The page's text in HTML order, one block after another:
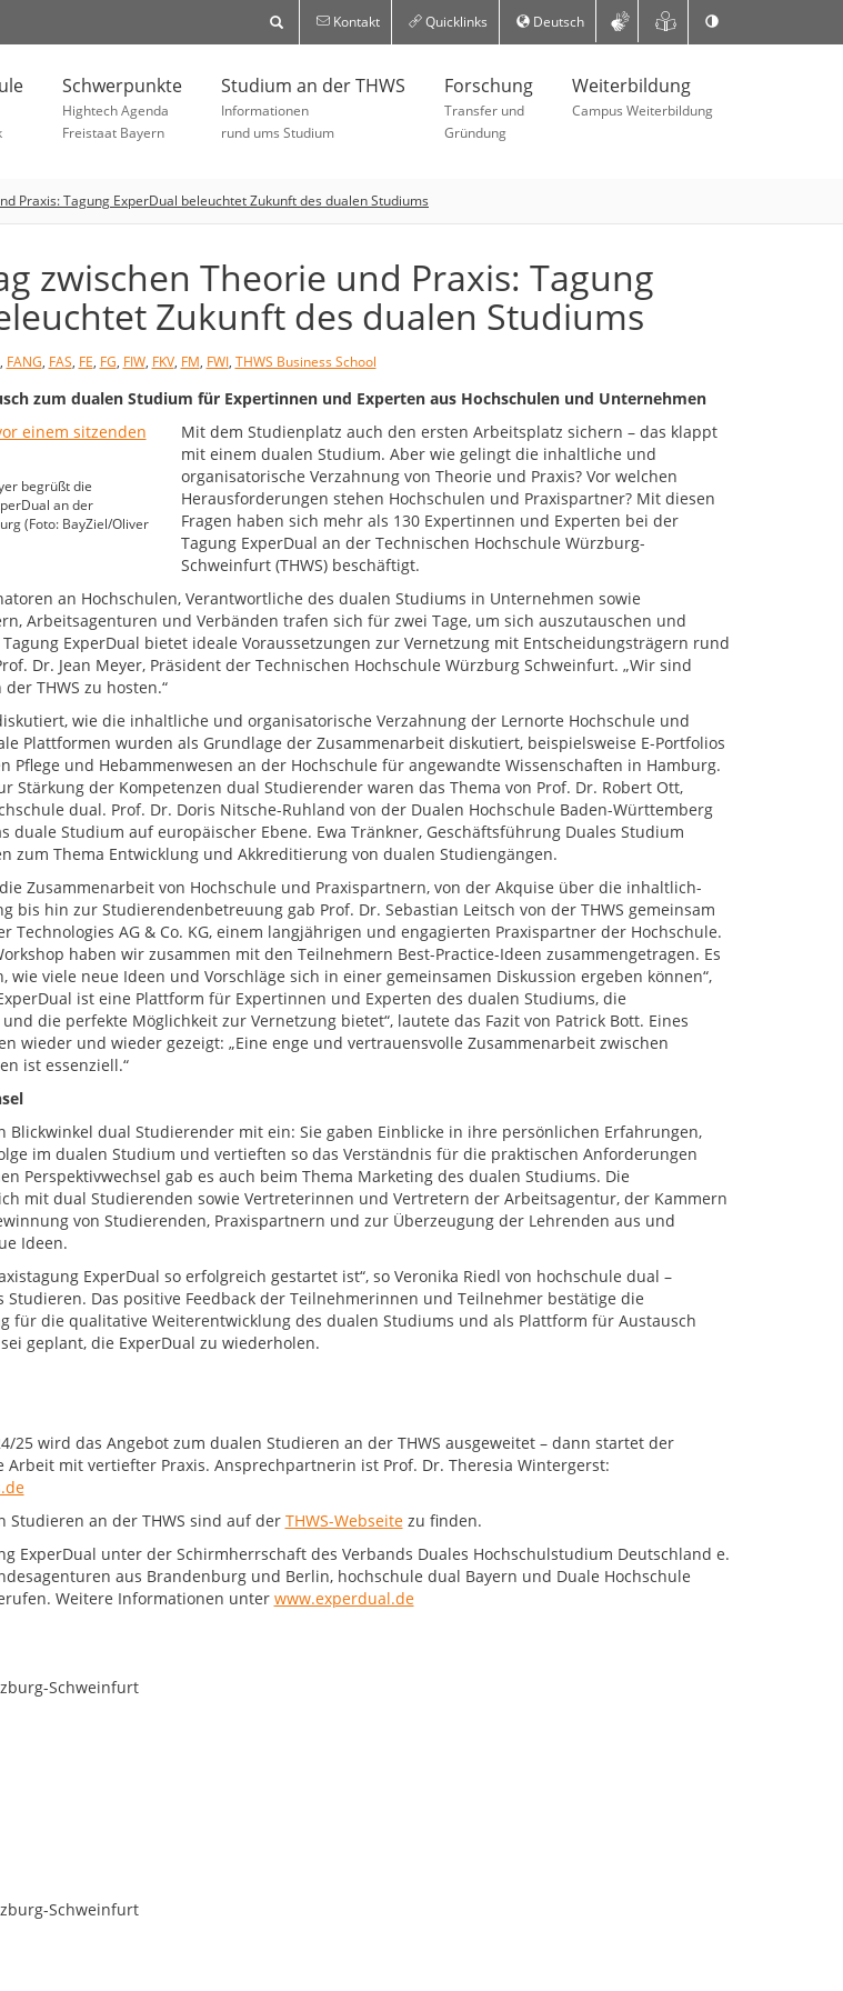
Kontakt Quicklinks Deutsch
Schwerpunkte
Hightech Agenda
Freistaat Bayern
Studium an der THWS
Informationen
rund ums Studium
Forschung
Transfer und
Gründung
Weiterbildung
Campus Weiterbildung
Praxis: Tagung ExperDual beleuchtet Zukunft des dualen Studiums
zwischen Theorie und Praxis: Tagung
Zukunft des dualen Studiums
, FANG, FAS, FE, FG, FIW, FKV, FM, FWI, THWS Business School
zum dualen Studium für Expertinnen und Experten aus Hochschulen und Unternehmen
begrüßt die
an der
(Foto: BayZiel/Oliver
Mit dem Studienplatz auch den ersten Arbeitsplatz sichern – das klappt
mit einem dualen Studium. Aber wie gelingt die inhaltliche und
organisatorische Verzahnung von Theorie und Praxis? Vor welchen
Herausforderungen stehen Hochschulen und Praxispartner? Mit diesen
Fragen haben sich mehr als 130 Expertinnen und Experten bei der
Tagung ExperDual an der Technischen Hochschule Würzburg-
Schweinfurt (THWS) beschäftigt.
an Hochschulen, Verantwortliche des dualen Studiums in Unternehmen sowie
Arbeitsagenturen und Verbänden trafen sich für zwei Tage, um sich auszutauschen und
ExperDual bietet ideale Voraussetzungen zur Vernetzung mit Entscheidungsträgern rund
Dr. Jean Meyer, Präsident der Technischen Hochschule Würzburg Schweinfurt. „Wir sind
THWS zu hosten.“
wie die inhaltliche und organisatorische Verzahnung der Lernorte Hochschule und
Plattformen wurden als Grundlage der Zusammenarbeit diskutiert, beispielsweise E-Portfolios
Pflege und Hebammenwesen an der Hochschule für angewandte Wissenschaften in Hamburg.
Stärkung der Kompetenzen dual Studierender waren das Thema von Prof. Dr. Robert Ott,
dual. Prof. Dr. Doris Nitsche-Ruhland von der Dualen Hochschule Baden-Württemberg
duale Studium auf europäischer Ebene. Ewa Tränkner, Geschäftsführung Duales Studium
zum Thema Entwicklung und Akkreditierung von dualen Studiengängen.
Zusammenarbeit von Hochschule und Praxispartnern, von der Akquise über die inhaltlich-
bis hin zur Studierendenbetreuung gab Prof. Dr. Sebastian Leitsch von der THWS gemeinsam
Technologies AG & Co. KG, einem langjährigen und engagierten Praxispartner der Hochschule.
haben wir zusammen mit den Teilnehmern Best-Practice-Ideen zusammengetragen. Es
viele neue Ideen und Vorschläge sich in einer gemeinsamen Diskussion ergeben können“,
ist eine Plattform für Expertinnen und Experten des dualen Studiums, die
die perfekte Möglichkeit zur Vernetzung bietet“, lautete das Fazit von Patrick Bott. Eines
wieder und wieder gezeigt: „Eine enge und vertrauensvolle Zusammenarbeit zwischen
ist essenziell.“
Blickwinkel dual Studierender mit ein: Sie gaben Einblicke in ihre persönlichen Erfahrungen,
im dualen Studium und vertieften so das Verständnis für die praktischen Anforderungen
Perspektivwechsel gab es auch beim Thema Marketing des dualen Studiums. Die
mit dual Studierenden sowie Vertreterinnen und Vertretern der Arbeitsagentur, der Kammern
von Studierenden, Praxispartnern und zur Überzeugung der Lehrenden aus und
Ideen.
ExperDual so erfolgreich gestartet ist“, so Veronika Riedl von hochschule dual –
Studieren. Das positive Feedback der Teilnehmerinnen und Teilnehmer bestätige die
für die qualitative Weiterentwicklung des dualen Studiums und als Plattform für Austausch
geplant, die ExperDual zu wiederholen.
25 wird das Angebot zum dualen Studieren an der THWS ausgeweitet – dann startet der
Arbeit mit vertiefter Praxis. Ansprechpartnerin ist Prof. Dr. Theresia Wintergerst:
Studieren an der THWS sind auf der THWS-Webseitezu finden.
ExperDual unter der Schirmherrschaft des Verbands Duales Hochschulstudium Deutschland e.
aus Brandenburg und Berlin, hochschule dual Bayern und Duale Hochschule
Weitere Informationen unter www.experdual.de
Schweinfurt
Schweinfurt